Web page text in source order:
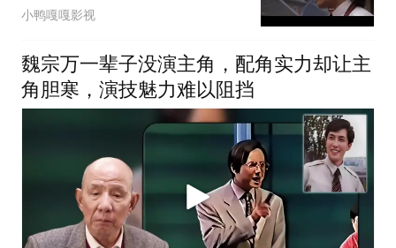
小鸭嘎嘎影视
魏宗万一辈子没演主角，配角实力却让主
角胆寒，演技魅力难以阻挡